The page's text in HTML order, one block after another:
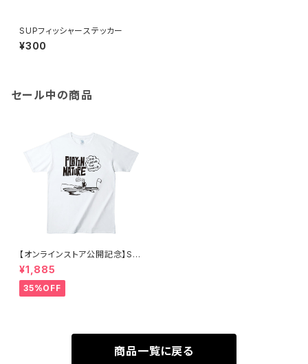
SUPフィッシャーステッカー
¥300
セール中の商品
【オンラインストア公開記念】SU
Pフィッシャー Tシャツ
¥1,885
35%OFF
商品一覧に戻る